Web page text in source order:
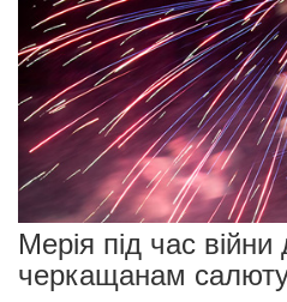
Мерія під час
черкащанам